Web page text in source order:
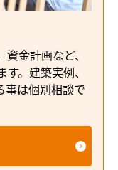
金計画など、
。建築実例、
事は個別相談で